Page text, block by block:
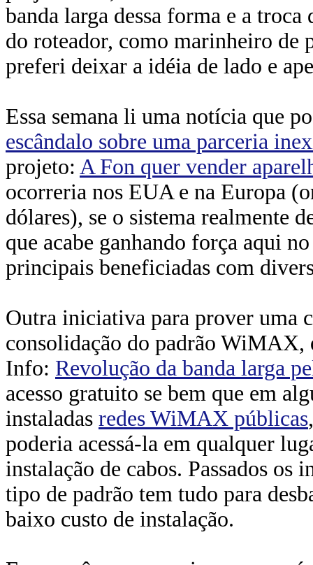
banda larga dessa forma e a
do roteador, como marinheiro
preferi deixar a idéia de lado e
Essa semana li uma notícia que
escândalo sobre uma parceria
projeto: A Fon quer vender
ocorreria nos EUA e na Europa
dólares), se o sistema realmente
que acabe ganhando força aqui
principais beneficiadas com
Outra iniciativa para prover uma
consolidação do padrão WiMAX,
Info: Revolução da banda larga
acesso gratuito se bem que em
instaladas redes WiMAX públicas
poderia acessá-la em qualquer
instalação de cabos. Passados os
tipo de padrão tem tudo para
baixo custo de instalação.